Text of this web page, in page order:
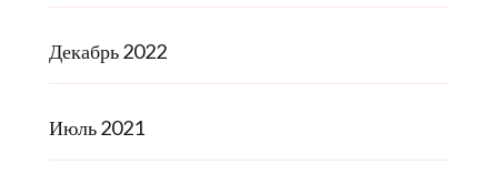
Декабрь 2022
Июль 2021